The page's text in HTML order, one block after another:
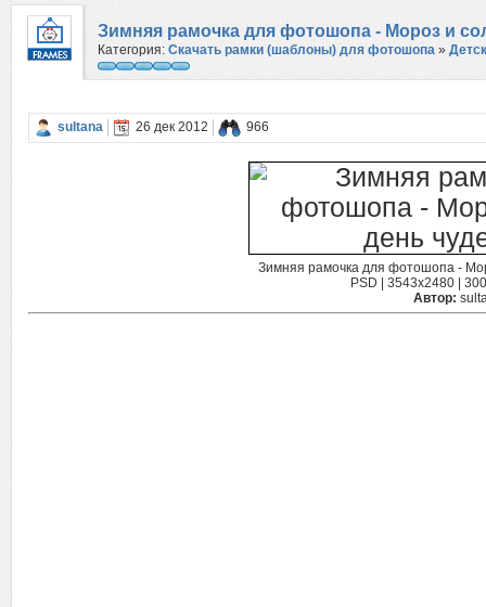
Зимняя рамочка для фотошопа - Мороз и
Категория: Скачать рамки (шаблоны) для фотошопа »
sultana 26 дек 2012 966
Зимняя рамочка для фотошопа -
PSD | 3543x2480 |
Автор: